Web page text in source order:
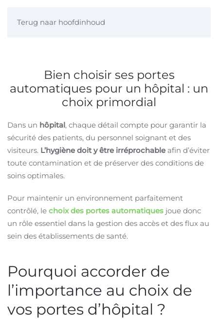
Terug naar hoofdinhoud
Bien choisir ses portes
automatiques pour un hôpital : un
choix primordial
Dans un hôpital, chaque détail compte pour garantir la
sécurité des patients, du personnel soignant et des
visiteurs. L’hygiène doit y être irréprochable afin d’éviter
toute contamination et de préserver des conditions de
soins optimales.
Pour maintenir un environnement parfaitement
contrôlé, le choix des portes automatiques joue donc
un rôle essentiel dans la gestion des accès et des flux au
sein des établissements de santé.
Pourquoi accorder de
l’importance au choix de
vos portes d’hôpital ?